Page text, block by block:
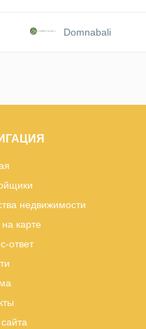
Domnabali
недвижимости
карте
ответ